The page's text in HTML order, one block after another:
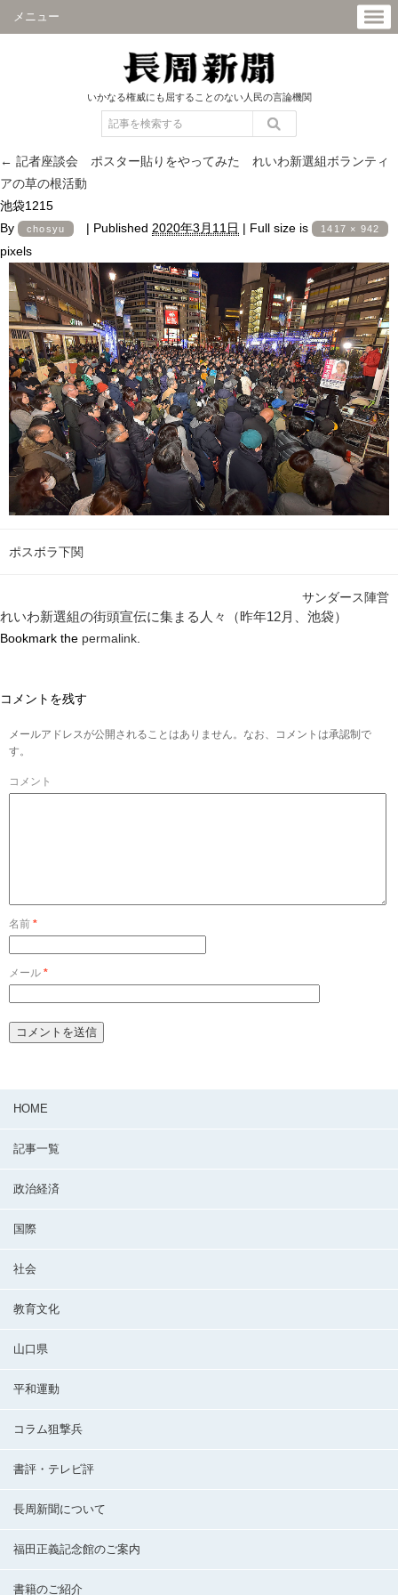
メニュー
いかなる権威にも屈することのない人民の言論機関
← 記者座談会 ポスター貼りをやってみた れいわ新選組ボランティ
アの草の根活動
池袋1215
By
chosyu | Published 2020年3月11日 | Full size is 1417 × 942
pixels
ポスボラ下関
サンダース陣営
れいわ新選組の街頭宣伝に集まる人々（昨年12月、池袋）
Bookmark the permalink.
コメントを残す
メールアドレスが公開されることはありません。なお、コメントは承認制で
す。
コメント
名前 *
メール *
HOME
記事一覧
政治経済
国際
社会
教育文化
山口県
平和運動
コラム狙撃兵
書評・テレビ評
長周新聞について
福田正義記念館のご案内
書籍のご紹介